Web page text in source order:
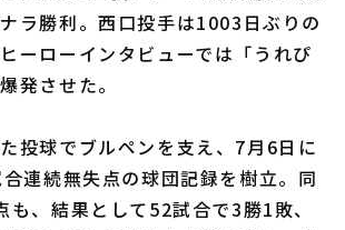
ラ勝利。西口投手は1003日ぶりの
ーローインタビューでは「うれぴ
発させた。
投球でブルペンを支え、7月6日に
連続無失点の球団記録を樹立。同
も、結果として52試合で3勝1敗、